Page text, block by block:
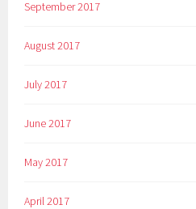
September 2017
August 2017
July 2017
June 2017
May 2017
April 2017